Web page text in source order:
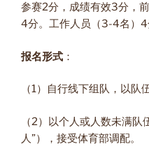
参赛2分，成绩有效3分，
4分。工作人员（3-4名）4
报名形式 ：
（1）自行线下组队，以队
（2）以个人或人数未满
人”），接受体育部调配。